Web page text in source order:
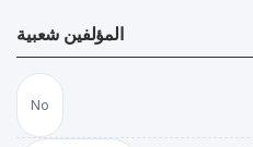
المؤلفين شعبية
No